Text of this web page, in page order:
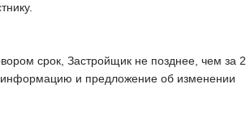
срок, Застройщик не позднее, чем за 2
информацию и предложение об изменении